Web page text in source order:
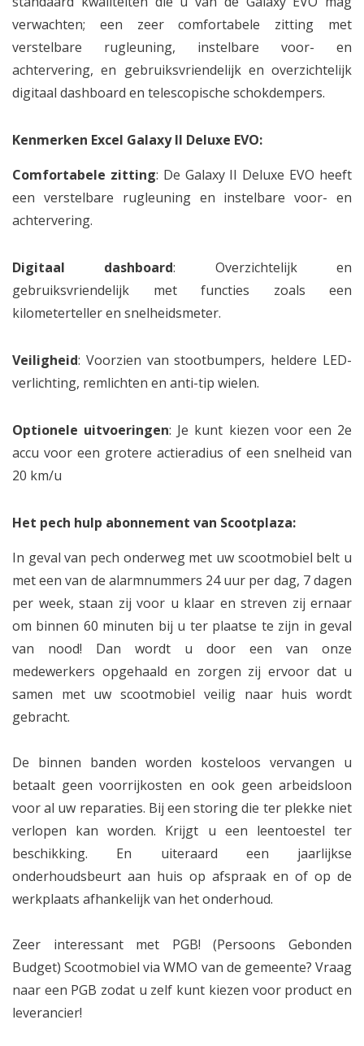
verwachten; een zeer comfortabele zitting met
verstelbare rugleuning, instelbare voor- en
achtervering, en gebruiksvriendelijk en overzichtelijk
digitaal dashboard en telescopische schokdempers.
Kenmerken Excel Galaxy II Deluxe EVO:
Comfortabele zitting: De Galaxy II Deluxe EVO heeft
een verstelbare rugleuning en instelbare voor- en
achtervering.
Digitaal dashboard: Overzichtelijk en
gebruiksvriendelijk met functies zoals een
kilometerteller en snelheidsmeter.
Veiligheid: Voorzien van stootbumpers, heldere LED-
verlichting, remlichten en anti-tip wielen.
Optionele uitvoeringen: Je kunt kiezen voor een 2e
accu voor een grotere actieradius of een snelheid van
20 km/u
Het pech hulp abonnement van Scootplaza:
In geval van pech onderweg met uw scootmobiel belt u
met een van de alarmnummers 24 uur per dag, 7 dagen
per week, staan zij voor u klaar en streven zij ernaar
om binnen 60 minuten bij u ter plaatse te zijn in geval
van nood! Dan wordt u door een van onze
medewerkers opgehaald en zorgen zij ervoor dat u
samen met uw scootmobiel veilig naar huis wordt
gebracht.
De binnen banden worden kosteloos vervangen u
betaalt geen voorrijkosten en ook geen arbeidsloon
voor al uw reparaties. Bij een storing die ter plekke niet
verlopen kan worden. Krijgt u een leentoestel ter
beschikking. En uiteraard een jaarlijkse
onderhoudsbeurt aan huis op afspraak en of op de
werkplaats afhankelijk van het onderhoud.
Zeer interessant met PGB! (Persoons Gebonden
Budget) Scootmobiel via WMO van de gemeente? Vraag
naar een PGB zodat u zelf kunt kiezen voor product en
leverancier!